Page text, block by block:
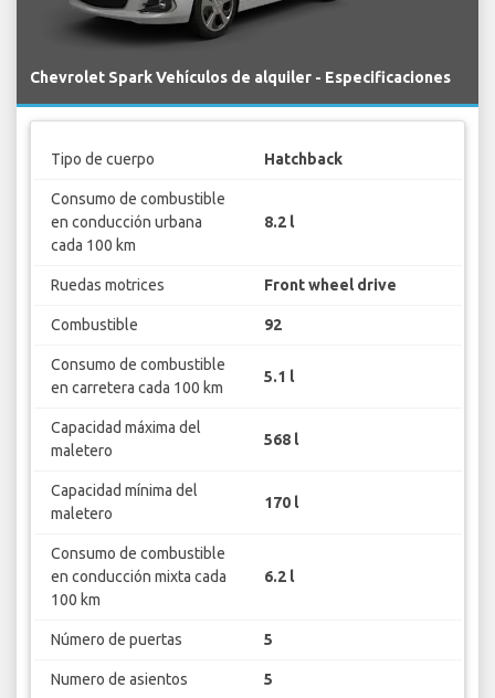
Chevrolet Spark Vehículos de alquiler - Especificaciones
Tipo de cuerpo Hatchback
Consumo de combustible
en conducción urbana
cada 100 km
8.2 l
Ruedas motrices Front wheel drive
Combustible 92
Consumo de combustible
en carretera cada 100 km
5.1 l
Capacidad máxima del
maletero
568 l
Capacidad mínima del
maletero
170 l
Consumo de combustible
en conducción mixta cada
100 km
6.2 l
Número de puertas 5
Numero de asientos 5